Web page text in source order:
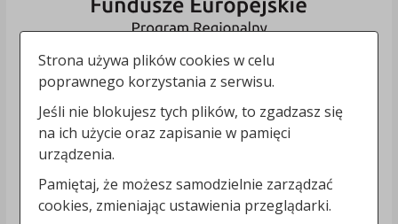
Strona używa plików cookies w celu
poprawnego korzystania z serwisu.
Jeśli nie blokujesz tych plików, to zgadzasz się
na ich użycie oraz zapisanie w pamięci
urządzenia.
Pamiętaj, że możesz samodzielnie zarządzać
cookies, zmieniając ustawienia przeglądarki.